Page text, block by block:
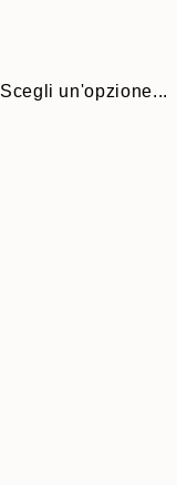
Scegli un'opzione...